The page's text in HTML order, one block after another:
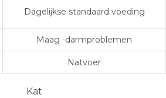
Dagelijkse standaard voeding
Maag -darmproblemen
Natvoer
Kat